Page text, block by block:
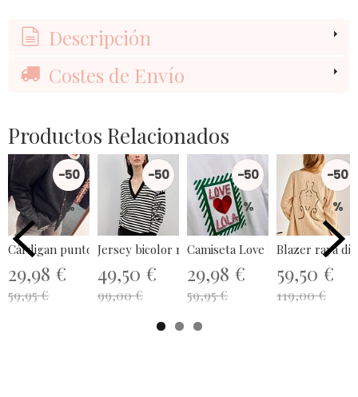
Descripción
Costes de Envío
Productos Relacionados
-50
%
Cárdigan punto Wildpony
29,98 €
59,95 €
-50
%
Jersey bicolor rayas Lola...
49,50 €
99,00 €
-50
%
Camiseta Love Lola Joya
29,98 €
59,95 €
-50
%
Blazer raya
59,50 €
119,00 €